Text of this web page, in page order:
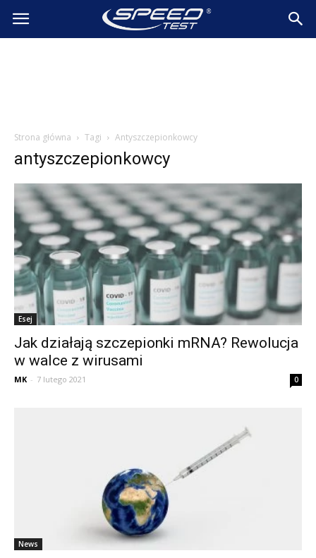
SpeedTest.pl
Strona główna Tagi Antyszczepionkowcy
antyszczepionkowcy
Esej
Jak działają szczepionki mRNA? Rewolucja
w walce z wirusami
MK - 7 lutego 2021 0
News